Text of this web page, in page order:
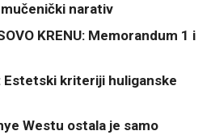
narativ
KRENU: Memorandum 1 i
Estetski kriteriji huliganske
Westu ostala je samo